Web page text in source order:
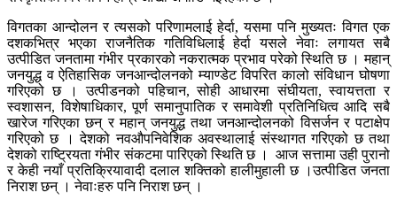
विगतका आन्दोलन र त्यसको परिणामलाई हेर्दा, यसमा पनि मुख्यतः विगत एक
दशकभित्र भएका राजनैतिक गतिविधिलाई हेर्दा यसले नेवाः लगायत सबै
उत्पीडित जनतामा गंभीर प्रकारको नकरात्मक प्रभाव परेको स्थिति छ । महान्
जनयुद्ध व ऐतिहासिक जनआन्दोलनको म्याण्डेट विपरित कालो संविधान घोषणा
गरिएको छ । उत्पीडनको पहिचान, सोही आधारमा संघीयता, स्वायत्तता र
स्वशासन, विशेषाधिकार, पूर्ण समानुपातिक र समावेशी प्रतिनिधित्व आदि सबै
खारेज गरिएका छन् र महान् जनयुद्ध तथा जनआन्दोलनको विसर्जन र पटाक्षेप
गरिएको छ । देशको नवऔपनिवेशिक अवस्थालाई संस्थागत गरिएको छ तथा
देशको राष्ट्रियता गंभीर संकटमा पारिएको स्थिति छ । आज सत्तामा उही पुरानो
र केही नयाँ प्रतिक्रियावादी दलाल शक्तिको हालीमुहाली छ ।उत्पीडित जनता
निराश छन् । नेवाःहरु पनि निराश छन् ।